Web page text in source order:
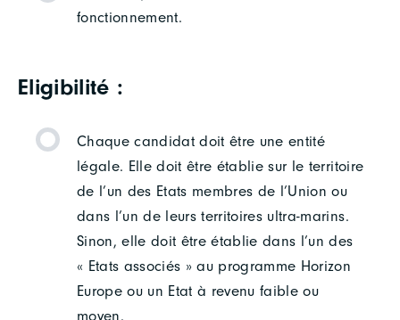
fonctionnement.
Eligibilité :
Chaque candidat doit être une entité
légale. Elle doit être établie sur le territoire
de l’un des Etats membres de l’Union ou
dans l’un de leurs territoires ultra-marins.
Sinon, elle doit être établie dans l’un des
« Etats associés » au programme Horizon
Europe ou un Etat à revenu faible ou
moyen.